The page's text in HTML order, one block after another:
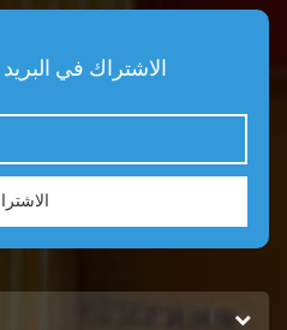
الاشتراك في البريد